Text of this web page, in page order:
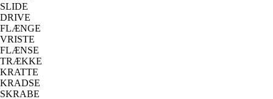
SLIDE
DRIVE
FLÆNGE
VRISTE
FLÆNSE
TRÆKKE
KRATTE
KRADSE
SKRABE